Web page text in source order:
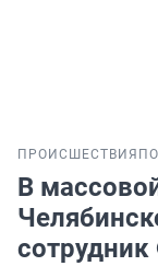
ПРОИСШЕСТВИЯ
В
сотрудник